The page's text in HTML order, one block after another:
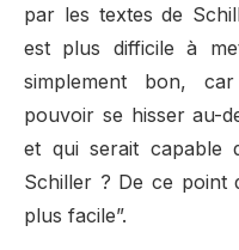
par les textes de
est plus difficile à
simplement bon,
pouvoir se hisser au-
et qui serait capable
Schiller ? De ce point
plus facile”.